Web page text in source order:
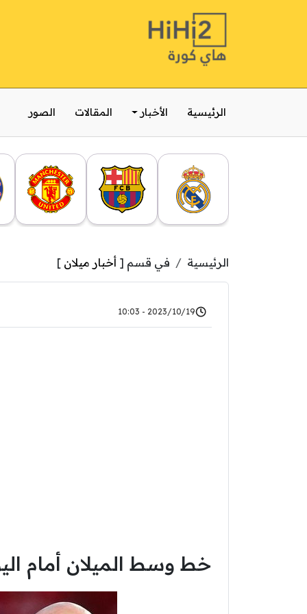
الرئيسية الأخبار المقالات الصور
الرئيسية في قسم [ أخبار ميلان ]
2023/10/19 - 10:03
خط وسط الميلان أمام